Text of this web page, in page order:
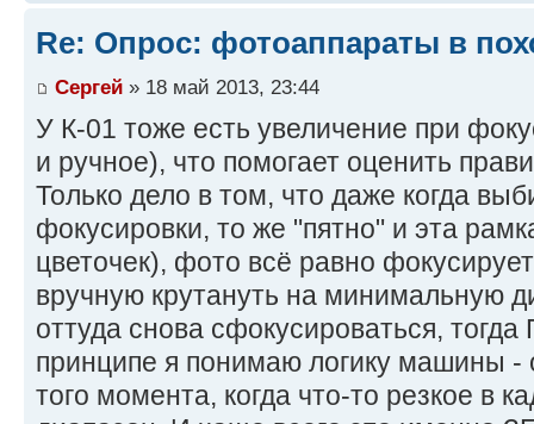
Re: Опрос: фотоаппараты в
Сергей » 18 май 2013, 23:44
У К-01 тоже есть увеличение при
и ручное), что помогает оценить
Только дело в том, что даже когда
фокусировки, то же "пятно" и эта
цветочек), фото всё равно
вручную крутануть на минимальную
оттуда снова сфокусироваться,
принципе я понимаю логику машины -
того момента, когда что-то резкое в